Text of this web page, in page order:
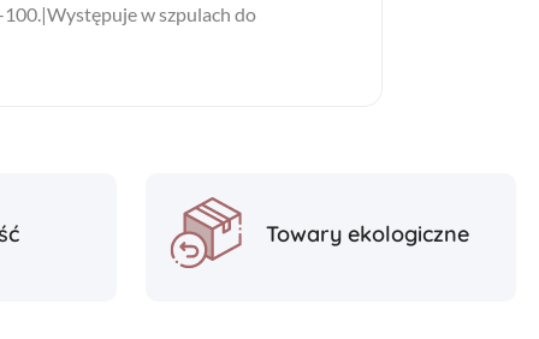
w szpulach do
Towary ekologiczne